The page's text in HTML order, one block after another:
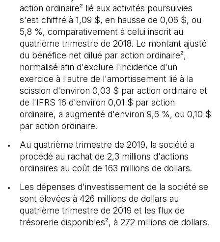
action ordinaire² lié aux activités poursuivies
s'est chiffré à 1,09 $, en hausse de 0,06 $, ou
5,8 %, comparativement à celui inscrit au
quatrième trimestre de 2018. Le montant ajusté
du bénéfice net dilué par action ordinaire²,
normalisé afin d'exclure l'incidence d'un
exercice à l'autre de l'amortissement lié à la
scission d'environ 0,03 $ par action ordinaire et
de l'IFRS 16 d'environ 0,01 $ par action
ordinaire, a augmenté d'environ 9,6 %, ou 0,10 $
par action ordinaire.
Au quatrième trimestre de 2019, la société a
procédé au rachat de 2,3 millions d'actions
ordinaires au coût de 163 millions de dollars.
Les dépenses d'investissement de la société se
sont élevées à 426 millions de dollars au
quatrième trimestre de 2019 et les flux de
trésorerie disponibles², à 272 millions de dollars.